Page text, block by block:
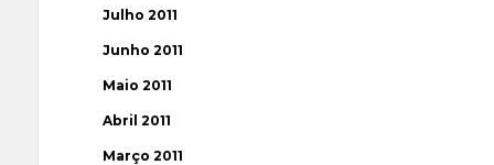
Julho 2011
Junho 2011
Maio 2011
Abril 2011
Março 2011